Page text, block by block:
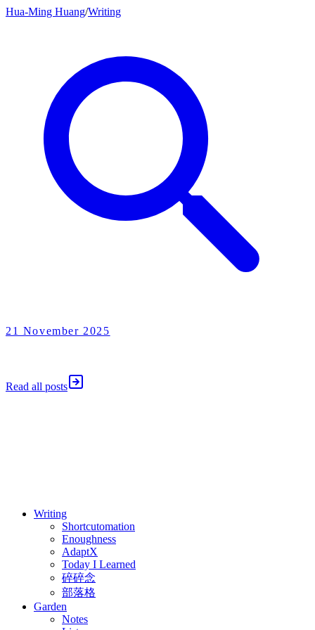
Hua-Ming Huang/Writing
21 November 2025
Read all posts
Writing
Shortcutomation
Enoughness
AdaptX
Today I Learned
碎碎念
部落格
Garden
Notes